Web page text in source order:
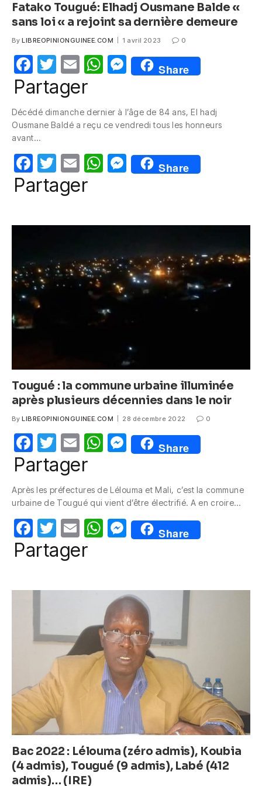
Fatako Tougué: Elhadj Ousmane Balde «
sans loi « a rejoint sa dernière demeure
By LIBREOPINIONGUINEE.COM 1 avril 2023 0
F
a
e
b
o
o
k
T
w
itt
er
E
m
W
s
p
p
M
e
e
g
er
Share
Partager
Décédé dimanche dernier à l’âge de 84 ans, El hadj
Ousmane Baldé a reçu ce vendredi tous les honneurs
avant…
F
a
o
k
T
w
itt
E
m
W
p
p
M
e
g
er
Share
Partager
Tougué : la commune urbaine illuminée
après plusieurs décennies dans le noir
By LIBREOPINIONGUINEE.COM 28 décembre 2022 0
F
a
e
b
o
o
T
w
itt
er
E
m
W
s
A
p
M
e
e
n
g
Share
Partager
Après les préfectures de Lélouma et Mali, c’est la commune
urbaine de Tougué qui vient d’être électrifié. A en croire…
F
a
e
o
T
w
itt
er
E
m
W
s
A
p
p
M
e
e
n
g
er
Share
Partager
Bac 2022 : Lélouma (zéro admis), Koubia
(4 admis), Tougué (9 admis), Labé (412
admis)… (IRE)